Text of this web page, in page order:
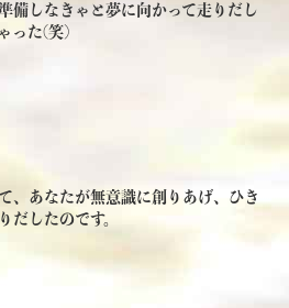
備しなきゃと夢に向かって走りだし
った(笑)
、あなたが無意識に創りあげ、ひき
だしたのです。